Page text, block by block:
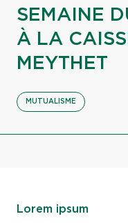
SEMAINE
À LA
MEYTHET
MUTUALISME
Lorem ipsum